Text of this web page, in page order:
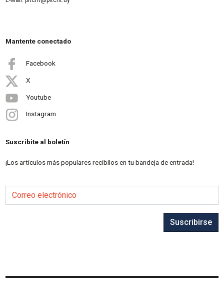
Mantente conectado
Facebook
X
Youtube
Instagram
Suscribite al boletín
¡Los artículos más populares recibilos en tu bandeja de entrada!
Correo electrónico
Suscribirse